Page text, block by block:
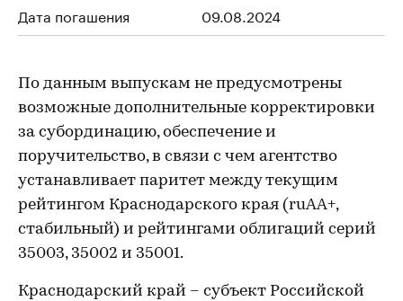
Дата погашения
09.08.2024
По данным выпускам не предусмотрены
возможные дополнительные корректировки
за субординацию, обеспечение и
поручительство, в связи с чем агентство
устанавливает паритет между текущим
рейтингом Краснодарского края (ruAA+,
стабильный) и рейтингами облигаций серий
35003, 35002 и 35001.
Краснодарский край – субъект Российской